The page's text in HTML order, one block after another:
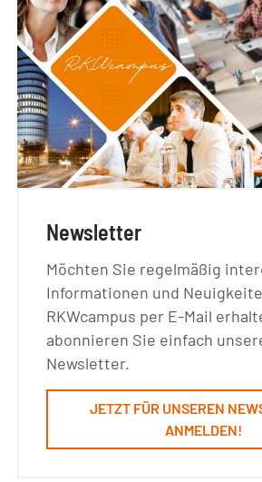
Newsletter
Möchten Sie regelmäßig
Informationen und
RKWcampus per E-Mail
abonnieren Sie einfach
Newsletter.
JETZT FÜR UNSEREN
ANMELDEN!